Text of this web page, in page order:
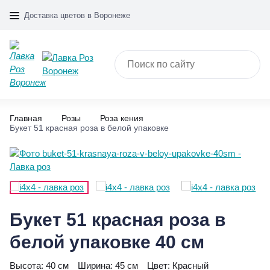
Доставка цветов в Воронеже
Главная Розы
Роза кения
Букет 51 красная роза в белой упаковке
Букет 51 красная роза в
белой упаковке 40 см
Высота: 40 см Ширина: 45 см Цвет: Красный